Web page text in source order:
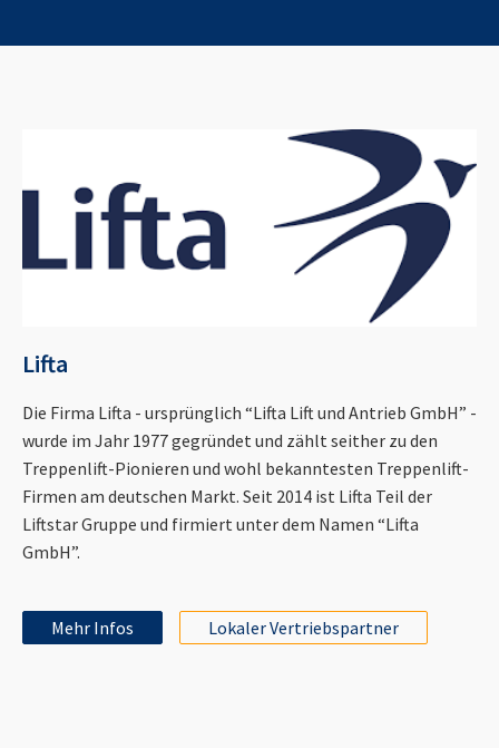
Lifta
Die Firma Lifta - ursprünglich “Lifta Lift und Antrieb GmbH” -
wurde im Jahr 1977 gegründet und zählt seither zu den
Treppenlift-Pionieren und wohl bekanntesten Treppenlift-
Firmen am deutschen Markt. Seit 2014 ist Lifta Teil der
Liftstar Gruppe und firmiert unter dem Namen “Lifta
GmbH”.
Mehr Infos Lokaler Vertriebspartner